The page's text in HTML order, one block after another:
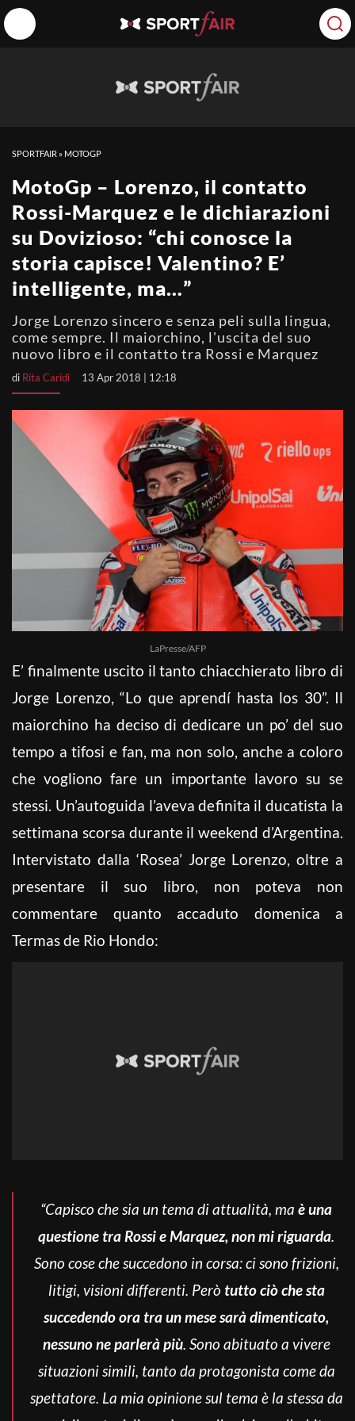
SPORTFAIR » MOTOGP
MotoGp – Lorenzo, il contatto
Rossi-Marquez e le dichiarazioni
su Dovizioso: “chi conosce la
storia capisce! Valentino? E’
intelligente, ma…”
Jorge Lorenzo sincero e senza peli sulla lingua,
come sempre. Il maiorchino, l'uscita del suo
nuovo libro e il contatto tra Rossi e Marquez
di Rita Caridi 13 Apr 2018 | 12:18
LaPresse/AFP
E’ finalmente uscito il tanto chiacchierato libro di
Jorge Lorenzo, “Lo que aprendí hasta los 30”. Il
maiorchino ha deciso di dedicare un po’ del suo
tempo a tifosi e fan, ma non solo, anche a coloro
che vogliono fare un importante lavoro su se
stessi. Un’autoguida l’aveva definita il ducatista la
settimana scorsa durante il weekend d’Argentina.
Intervistato dalla ‘Rosea’ Jorge Lorenzo, oltre a
presentare il suo libro, non poteva non
commentare quanto accaduto domenica a
Termas de Rio Hondo:
“Capisco che sia un tema di attualità, ma è una
questione tra Rossi e Marquez, non mi riguarda.
Sono cose che succedono in corsa: ci sono frizioni,
litigi, visioni differenti. Però tutto ciò che sta
succedendo ora tra un mese sarà dimenticato,
nessuno ne parlerà più. Sono abituato a vivere
situazioni simili, tanto da protagonista come da
spettatore. La mia opinione sul tema è la stessa da